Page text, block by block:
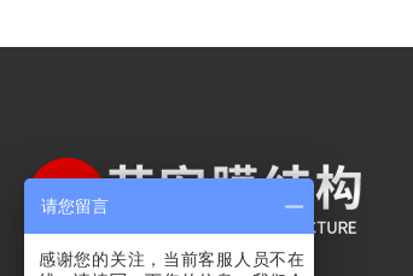
请您留言
感谢您的关注，当前客服人员不在